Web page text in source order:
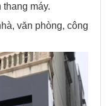
máy.
văn phòng, công